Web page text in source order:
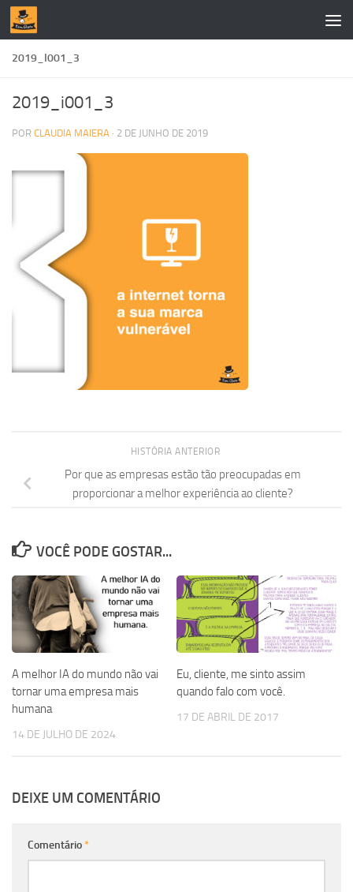
Skip to content
2019_I001_3
2019_i001_3
POR CLAUDIA MAIERA · 2 DE JUNHO DE 2019
HISTÓRIA ANTERIOR
Por que as empresas estão tão preocupadas em
proporcionar a melhor experiência ao cliente?
VOCÊ PODE GOSTAR...
A melhor IA do mundo não vai
tornar uma empresa mais
humana
14 DE JULHO DE 2024
Eu, cliente, me sinto assim
quando falo com você.
17 DE ABRIL DE 2017
DEIXE UM COMENTÁRIO
Comentário*